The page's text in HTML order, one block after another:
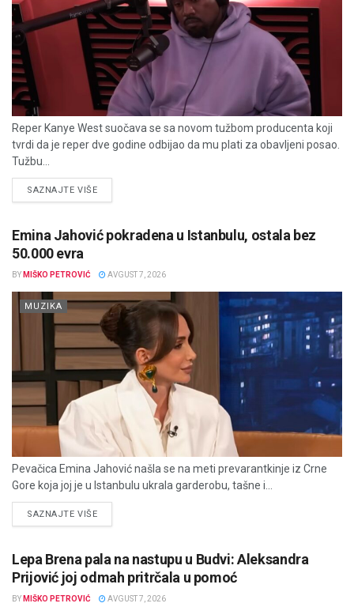
Reper Kanye West suočava se sa novom tužbom producenta koji
tvrdi da je reper dve godine odbijao da mu plati za obavljeni posao.
Tužbu...
SAZNAJTE VIŠEDETAILS
Emina Jahović pokradena u Istanbulu, ostala bez
50.000 evra
BY MIŠKO PETROVIĆ AVGUST 7, 2026
MUZIKA
Pevačica Emina Jahović našla se na meti prevarantkinje iz Crne
Gore koja joj je u Istanbulu ukrala garderobu, tašne i...
SAZNAJTE VIŠEDETAILS
Lepa Brena pala na nastupu u Budvi: Aleksandra
Prijović joj odmah pritrčala u pomoć
BY MIŠKO PETROVIĆ AVGUST 7, 2026